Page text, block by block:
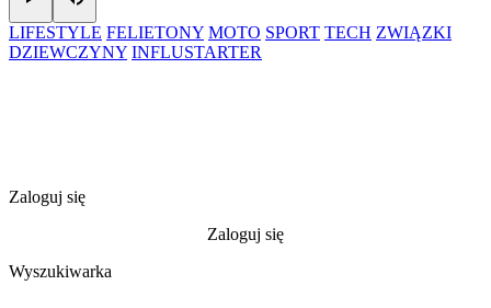
LIFESTYLE FELIETONY MOTO SPORT TECH ZWIĄZKI
DZIEWCZYNY INFLUSTARTER
Zaloguj się
Zaloguj się
Wyszukiwarka